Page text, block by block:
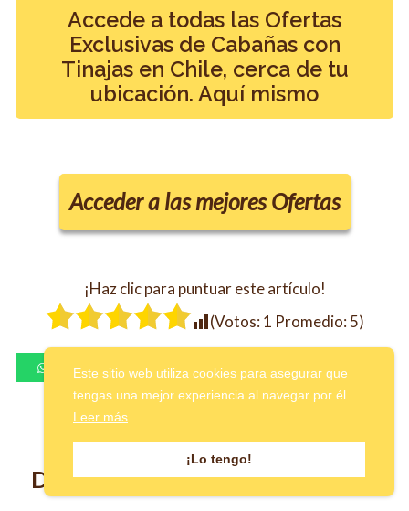
Accede a todas las Ofertas
Exclusivas de Cabañas con
Tinajas en Chile, cerca de tu
ubicación. Aquí mismo
Acceder a las mejores Ofertas
¡Haz clic para puntuar este artículo!
(Votos:1 Promedio:5)
Deja una respuesta
Este sitio web utiliza cookies para asegurar que
tengas una mejor experiencia al navegar por él.
Leer más
¡Lo tengo!